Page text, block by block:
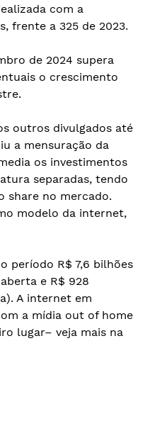
com a
frente a 325 de 2023.
de 2024 supera
o crescimento
outros divulgados até
a mensuração da
os investimentos
separadas, tendo
share no mercado.
modelo da internet,
período R$ 7,6 bilhões
e R$ 928
A internet em
a mídia out of home
lugar– veja mais na